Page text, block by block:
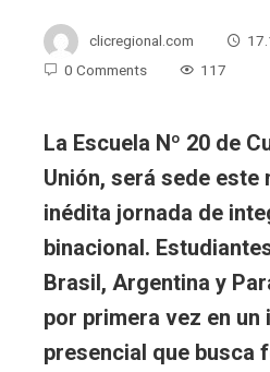
clicregional.com
0 Comments
117
La Escuela Nº 20 de
Unión, será sede este
inédita jornada de
binacional.
Brasil, Argentina y
por primera vez en un
presencial que busca